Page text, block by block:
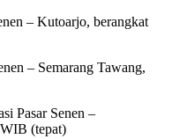
– Kutoarjo, berangkat
– Semarang Tawang,
Pasar Senen –
(tepat)